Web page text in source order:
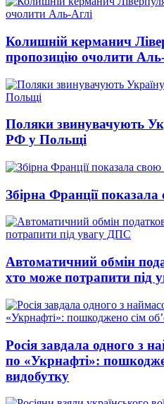
Колишній керманич
пропозицію очолити
Поляки звинувачують
РФ у Польщі
Збірна Франції
Автоматичний обмін
хто може потрапити під
Росія завдала одного з
по «Укрнафті»:
видобутку